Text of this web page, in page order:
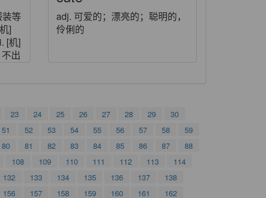
等
]
[机]
出
adj. 可爱的；漂亮的；聪明的，
伶俐的
23 24 25 26 27 28 29
30
51 52 53 54 55 56 57 58
59
80 81 82 83 84 85 86 87
88
108 109 110 111 112 113
114
132 133 134 135 136 137
138
156 157 158 159 160 161 162